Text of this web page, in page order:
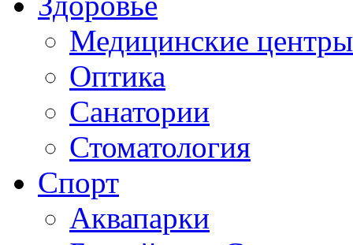
Медицинские центры
Оптика
Санатории
Стоматология
Спорт
Аквапарки